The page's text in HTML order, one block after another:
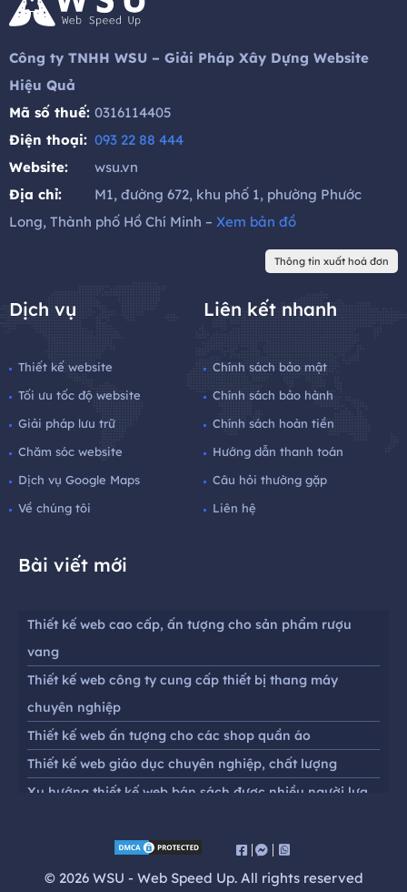
Công ty TNHH WSU – Giải Pháp Xây Dựng Website
Hiệu Quả
Mã số thuế: 0316114405
Điện thoại: 093 22 88 444
Website:
wsu.vn
Địa chỉ:
M1, đường 672, khu phố 1, phường Phước
Long, Thành phố Hồ Chí Minh – Xem bản đồ
Thông tin xuất hoá đơn
Dịch vụ
Thiết kế website
Tối ưu tốc độ website
Giải pháp lưu trữ
Chăm sóc website
Dịch vụ Google Maps
Về chúng tôi
Liên kết nhanh
Chính sách bảo mật
Chính sách bảo hành
Chính sách hoàn tiền
Hướng dẫn thanh toán
Câu hỏi thường gặp
Liên hệ
Bài viết mới
Thiết kế web cao cấp, ấn tượng cho sản phẩm rượu
vang
Thiết kế web công ty cung cấp thiết bị thang máy
chuyên nghiệp
Thiết kế web ấn tượng cho các shop quần áo
Thiết kế web giáo dục chuyên nghiệp, chất lượng
Xu hướng thiết kế web bán sách được nhiều người lựa
Thiết kế website chuyên nghiệp chuẩn seo cho cửa
hàng mắt kính
© 2026 WSU - Web Speed Up. All rights reserved